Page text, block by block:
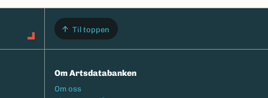
Til toppen
Om Artsdatabanken
Footermeny
Om oss